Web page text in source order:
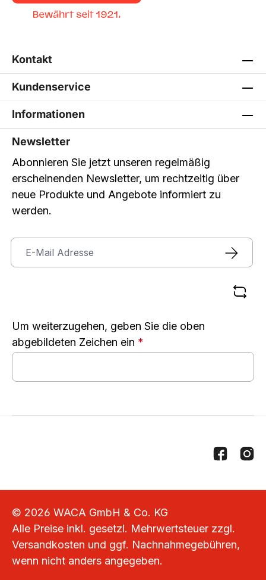
Kontakt
Kundenservice
Informationen
Newsletter
Abonnieren Sie jetzt unseren regelmäßig
erscheinenden Newsletter, um rechtzeitig über
neue Produkte und Angebote informiert zu
werden.
Um weiterzugehen, geben Sie die oben
abgebildeten Zeichen ein *
© 2026 WACA GmbH & Co. KG
Alle Preise inkl. gesetzl. Mehrwertsteuer zzgl.
Versandkosten und ggf. Nachnahmegebühren,
wenn nicht anders angegeben.